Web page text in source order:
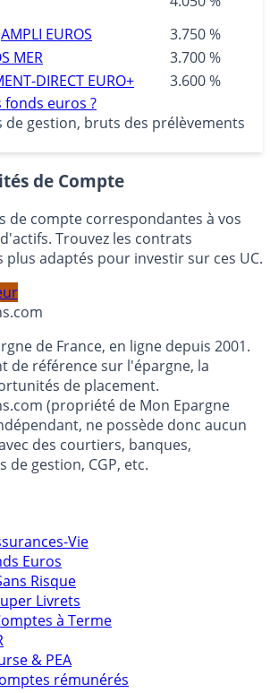
AMPLI EUROS
3.750 %
MER
3.700 %
DIRECT EURO+
3.600 %
euros ?
de gestion, bruts des prélèvements
de Compte
de compte correspondantes à vos
Trouvez les contrats
plus adaptés pour investir sur ces UC.
de France, en ligne depuis 2001.
de référence sur l'épargne, la
de placement.
(propriété de Mon Epargne
ne possède donc aucun
des courtiers, banques,
de gestion, CGP, etc.
Vie
Euros
Risque
Livrets
à Terme
& PEA
rémunérés